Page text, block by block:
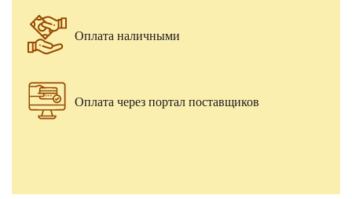
Оплата наличными
Оплата через портал поставщиков